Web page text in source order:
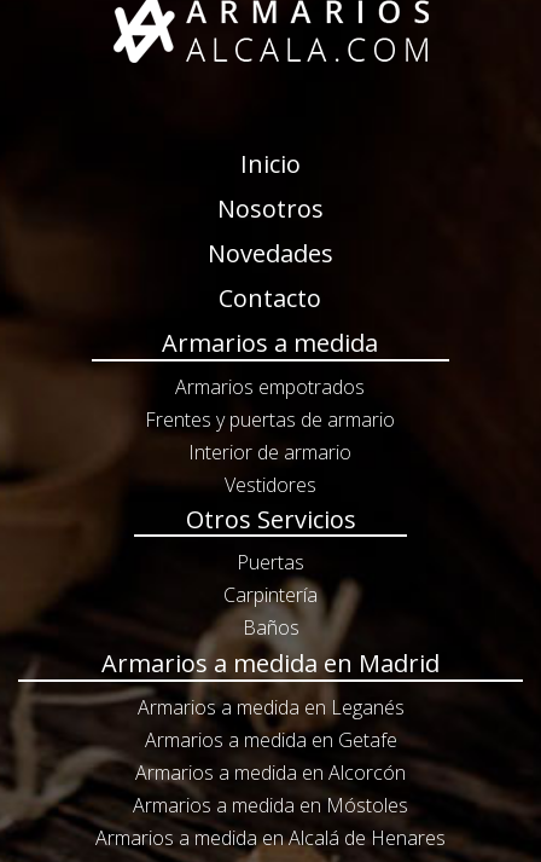
Inicio
Nosotros
Novedades
Contacto
Armarios a medida
Armarios empotrados
Frentes y puertas de armario
Interior de armario
Vestidores
Otros Servicios
Puertas
Carpintería
Baños
Armarios a medida en Madrid
Armarios a medida en Leganés
Armarios a medida en Getafe
Armarios a medida en Alcorcón
Armarios a medida en Móstoles
Armarios a medida en Alcalá de Henares